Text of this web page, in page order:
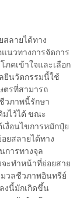
สลายได้ทาง
นวทางการจัดการ
ภคเข้าใจและเลือก
ยีนวัตกรรมนี้ใช้
ตรที่สามารถ
วภาพนี้รักษา
มไว้ได้ ขณะ
งื่อนไขการหมักปุ๋ย
ยสลายได้ทาง
การทางจุล
ะทำหน้าที่ย่อยสาย
วลชีวภาพอินทรีย์
งนี้มักเกิดขึ้น